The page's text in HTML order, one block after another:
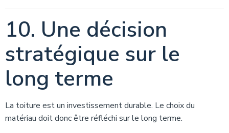
10. Une décision
stratégique sur le
long terme
La toiture est un investissement durable. Le choix du
matériau doit donc être réfléchi sur le long terme.